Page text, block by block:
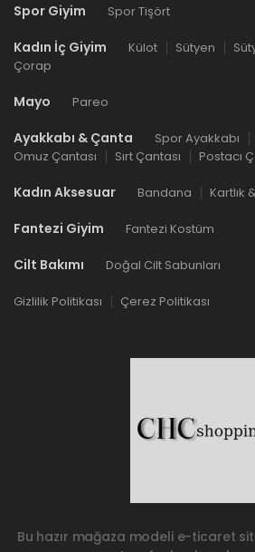
Spor Giyim Spor Tişört
Kadın İç Giyim Külot Sütyen
Çorap
Mayo Pareo
Ayakkabı & Çanta Spor Ayakkabı
Omuz Çantası
Sırt Çantası Postacı
Kadın Aksesuar Bandana Kartlık
Fantezi Giyim Fantezi Kostüm
Cilt Bakımı Doğal Cilt Sabunları
Gizlilik Politikası Çerez Politikası
Bu hazır mağaza modeli e-ticaret